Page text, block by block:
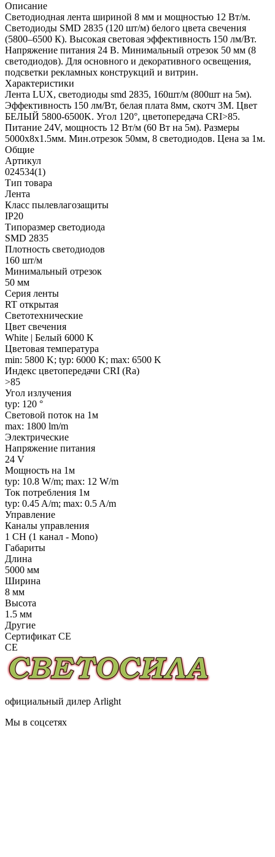
Описание
Светодиодная лента шириной 8 мм и мощностью 12 Вт/м.
Светодиоды SMD 2835 (120 шт/м) белого цвета свечения
(5800–6500 К). Высокая световая эффективность 150 лм/Вт.
Напряжение питания 24 В. Минимальный отрезок 50 мм (8
светодиодов). Для основного и декоративного освещения,
подсветки рекламных конструкций и витрин.
Характеристики
Лента LUX, светодиоды smd 2835, 160шт/м (800шт на 5м).
Эффективность 150 лм/Вт, белая плата 8мм, скотч 3М. Цвет
БЕЛЫЙ 5800-6500K. Угол 120°, цветопередача CRI>85.
Питание 24V, мощность 12 Вт/м (60 Вт на 5м). Размеры
5000х8х1.5мм. Мин.отрезок 50мм, 8 светодиодов. Цена за 1м.
Общие
Артикул
024534(1)
Тип товара
Лента
Класс пылевлагозащиты
IP20
Типоразмер светодиода
SMD 2835
Плотность светодиодов
160 шт/м
Минимальный отрезок
50 мм
Серия ленты
RT открытая
Светотехнические
Цвет свечения
White | Белый 6000 K
Цветовая температура
min: 5800 K; typ: 6000 K; max: 6500 K
Индекс цветопередачи CRI (Ra)
>85
Угол излучения
typ: 120 °
Световой поток на 1м
max: 1800 lm/m
Электрические
Напряжение питания
24 V
Мощность на 1м
typ: 10.8 W/m; max: 12 W/m
Ток потребления 1м
typ: 0.45 A/m; max: 0.5 A/m
Управление
Каналы управления
1 CH (1 канал - Mono)
Габариты
Длина
5000 мм
Ширина
8 мм
Высота
1.5 мм
Другие
Сертификат CE
CE
официальный дилер Arlight
Мы в соцсетях